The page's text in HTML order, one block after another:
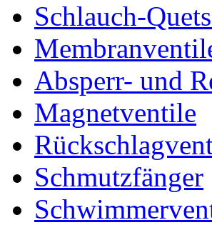
Schlauch-
Absperr- und
Magnetventile
Schmutzfänger